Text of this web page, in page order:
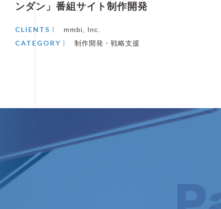
ンダン」番組サイト制作開発
CLIENTS mmbi, Inc.
CATEGORY 制作開発・戦略支援